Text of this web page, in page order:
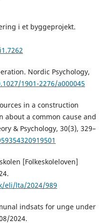
i et byggeprojekt.
Nordic Psychology,
1901-2276/a000045
in a construction
about a common cause and
& Psychology, 30(3), 329–
[Folkeskoleloven]
eli/lta/2024/989
indsats for unge under
2024.